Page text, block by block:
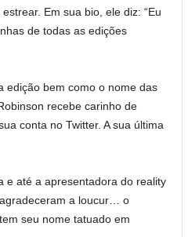
Em sua bio, ele diz: “Eu
de todas as edições
edição bem como o nome das
recebe carinho de
conta no Twitter. A sua última
e até a apresentadora do reality
a loucur… o
seu nome tatuado em